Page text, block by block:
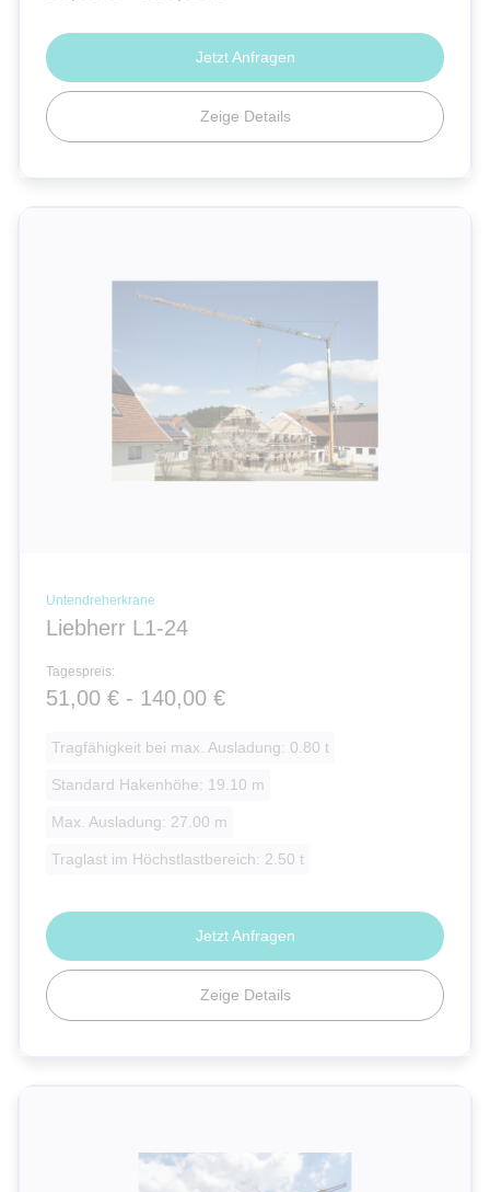
Zeige Details
Jetzt Anfragen
Untendreherkrane
Liebherr L1-24
Tagespreis:
51,00 € - 140,00 €
Tragfähigkeit bei max. Ausladung: 0.80 t
Standard Hakenhöhe: 19.10 m
Max. Ausladung: 27.00 m
Traglast im Höchstlastbereich: 2.50 t
Zeige Details
Jetzt Anfragen